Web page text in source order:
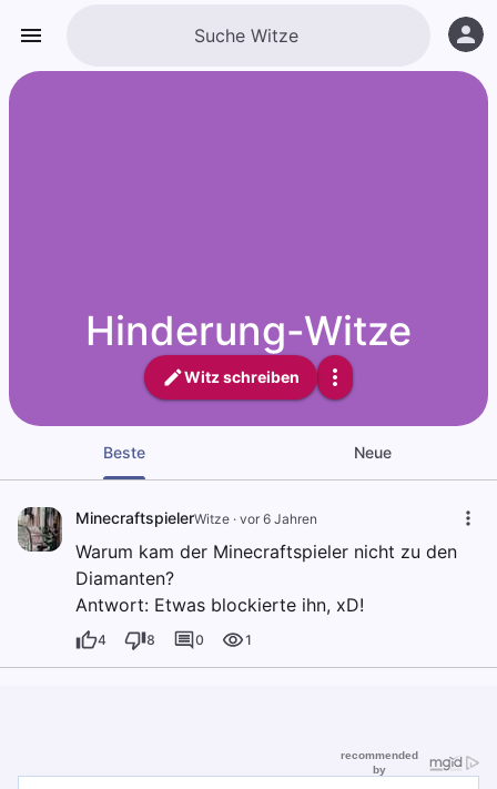
Hinderung-Witze
Witz schreiben
Beste Neue
MinecraftspielerWitze · vor 6 Jahren
Warum kam der Minecraftspieler nicht zu den
Diamanten?
Antwort: Etwas blockierte ihn, xD!
4 8 0 1